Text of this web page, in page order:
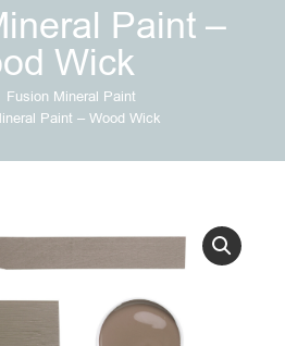
Paint –
Wick
Fusion Mineral Paint
Paint – Wood Wick